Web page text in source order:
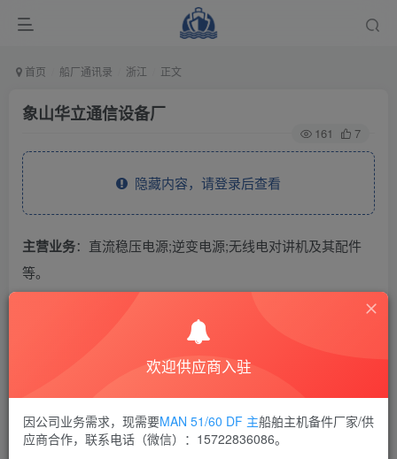
首页 船厂通讯录 浙江 正文
象山华立通信设备厂
161 7
隐藏内容，请登录后查看
主营业务：直流稳压电源;逆变电源;无线电对讲机及其配件
等。
THE END
浙江
喜欢就支持一下吧
欢迎供应商入驻
因公司业务需求，现需要MAN 51/60 DF 主船舶主机备件厂家/供
应商合作，联系电话（微信）：15722836086。